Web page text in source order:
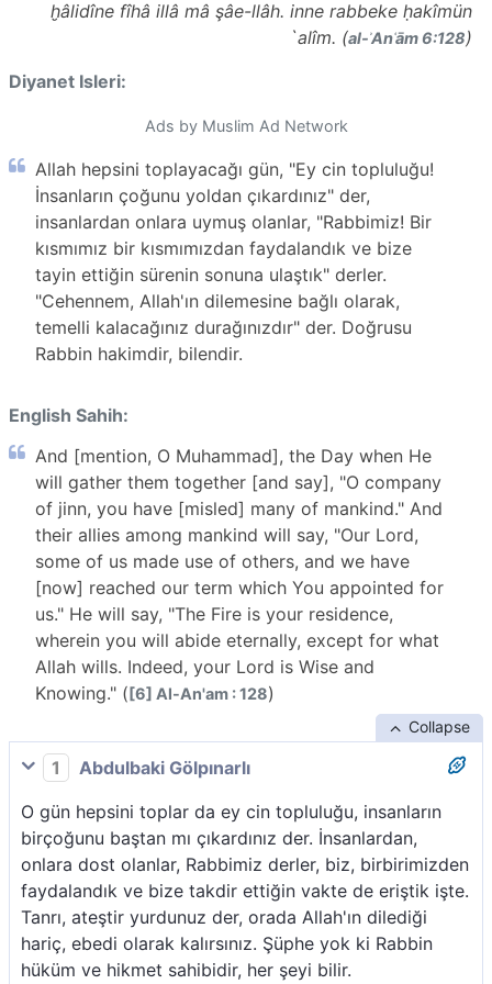
ḫâlidîne fîhâ illâ mâ şâe-llâh. inne rabbeke ḥakîmün
`alîm. (al-ʾAnʿām 6:128)
Diyanet Isleri:
Ads by Muslim Ad Network
Allah hepsini toplayacağı gün, "Ey cin topluluğu!
İnsanların çoğunu yoldan çıkardınız" der,
insanlardan onlara uymuş olanlar, "Rabbimiz! Bir
kısmımız bir kısmımızdan faydalandık ve bize
tayin ettiğin sürenin sonuna ulaştık" derler.
"Cehennem, Allah'ın dilemesine bağlı olarak,
temelli kalacağınız durağınızdır" der. Doğrusu
Rabbin hakimdir, bilendir.
English Sahih:
And [mention, O Muhammad], the Day when He
will gather them together [and say], "O company
of jinn, you have [misled] many of mankind." And
their allies among mankind will say, "Our Lord,
some of us made use of others, and we have
[now] reached our term which You appointed for
us." He will say, "The Fire is your residence,
wherein you will abide eternally, except for what
Allah wills. Indeed, your Lord is Wise and
Knowing." ([6] Al-An'am : 128)
Collapse
1
Abdulbaki Gölpınarlı
O gün hepsini toplar da ey cin topluluğu, insanların
birçoğunu baştan mı çıkardınız der. İnsanlardan,
onlara dost olanlar, Rabbimiz derler, biz, birbirimizden
faydalandık ve bize takdir ettiğin vakte de eriştik işte.
Tanrı, ateştir yurdunuz der, orada Allah'ın dilediği
hariç, ebedi olarak kalırsınız. Şüphe yok ki Rabbin
hüküm ve hikmet sahibidir, her şeyi bilir.